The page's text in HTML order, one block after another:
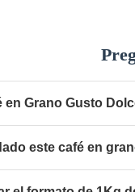
Grano Gusto
este café en